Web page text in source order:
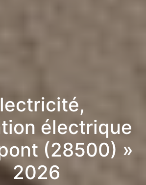
électrique
(28500) »
2026